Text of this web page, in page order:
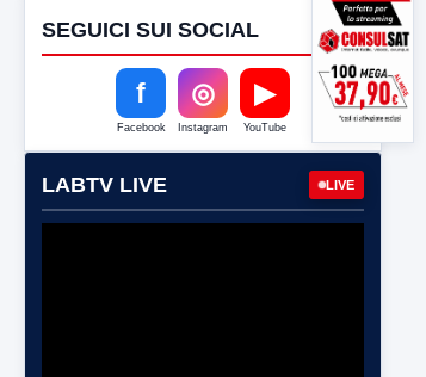
SEGUICI SUI SOCIAL
f
Facebook
◎
Instagram
▶
YouTube
LABTV LIVE LIVE